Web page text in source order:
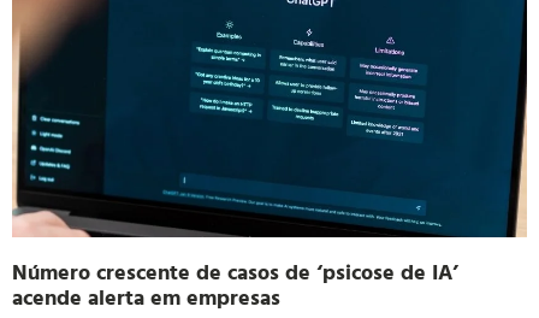
Número crescente de casos de ‘psicose de IA’
acende alerta em empresas